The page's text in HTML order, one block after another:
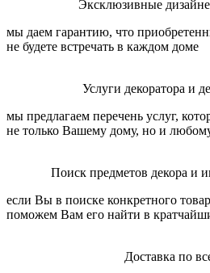
Эксклюзивные
мы даем гарантию, что
не будете встречать в каждом доме
Услуги декоратора и
мы предлагаем перечень услуг,
не только Вашему дому, но и
Поиск предметов декора и
если Вы в поиске конкретного
поможем Вам его найти в
Доставка по